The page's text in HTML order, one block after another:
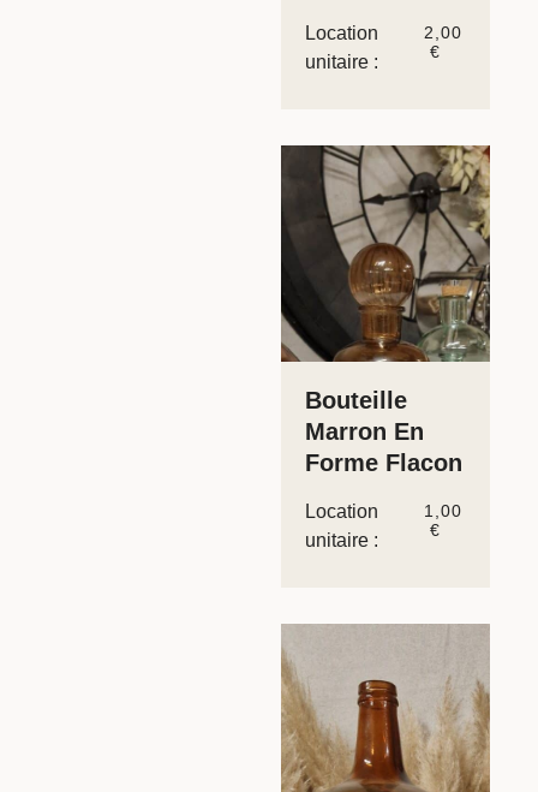
Location
unitaire :
2,00
€
Bouteille
Marron En
Forme Flacon
Location
unitaire :
1,00
€